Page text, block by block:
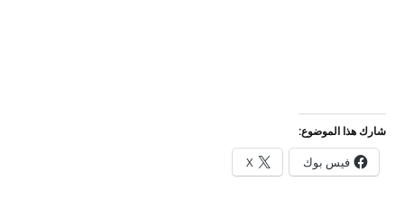
شارك هذا الموضوع:
فيس بوك X